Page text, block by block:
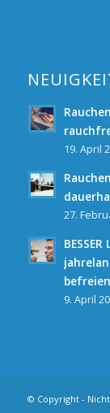
19. April
27.
9. April
© Copyright -